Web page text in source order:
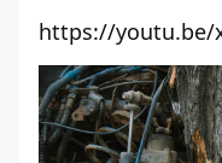
https://youtu.be/